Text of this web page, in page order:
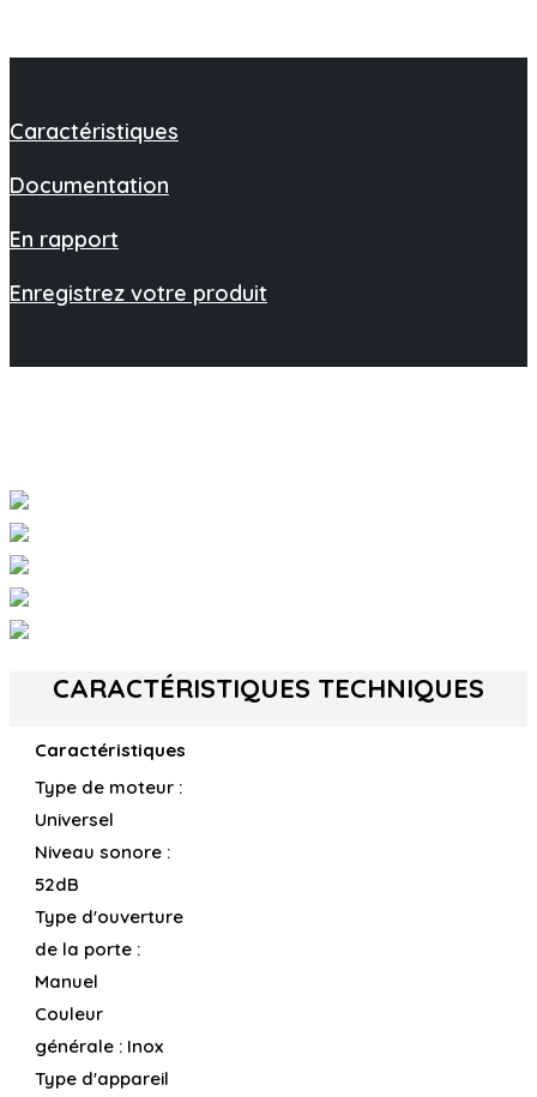
Caractéristiques
Documentation
En rapport
Enregistrez votre produit
CARACTÉRISTIQUES TECHNIQUES
Caractéristiques
Type de moteur :
Universel
Niveau sonore :
52dB
Type d'ouverture
de la porte :
Manuel
Couleur
générale : Inox
Type d'appareil